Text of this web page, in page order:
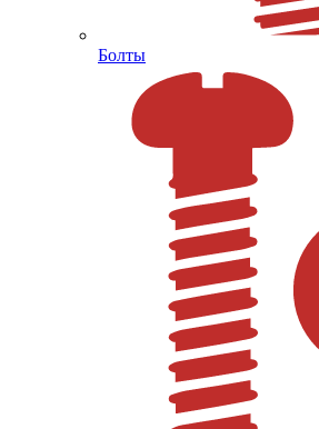
Болты